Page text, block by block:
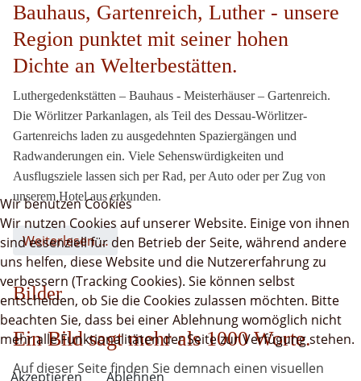
Bauhaus, Gartenreich, Luther - unsere
Region punktet mit seiner hohen
Dichte an Welterbestätten.
Luthergedenkstätten – Bauhaus - Meisterhäuser – Gartenreich.
Die Wörlitzer Parkanlagen, als Teil des Dessau-Wörlitzer-
Gartenreichs laden zu ausgedehnten Spaziergängen und
Radwanderungen ein. Viele Sehenswürdigkeiten und
Ausflugsziele lassen sich per Rad, per Auto oder per Zug von
unserem Hotel aus erkunden.
Weiterlesen …
Bilder
Ein Bild sagt mehr als 1000 Worte.
Auf dieser Seite finden Sie demnach einen visuellen
Wir benutzen Cookies
Wir nutzen Cookies auf unserer Website. Einige von ihnen
sind essenziell für den Betrieb der Seite, während andere
uns helfen, diese Website und die Nutzererfahrung zu
verbessern (Tracking Cookies). Sie können selbst
entscheiden, ob Sie die Cookies zulassen möchten. Bitte
beachten Sie, dass bei einer Ablehnung womöglich nicht
mehr alle Funktionalitäten der Seite zur Verfügung stehen.
Akzeptieren
Ablehnen